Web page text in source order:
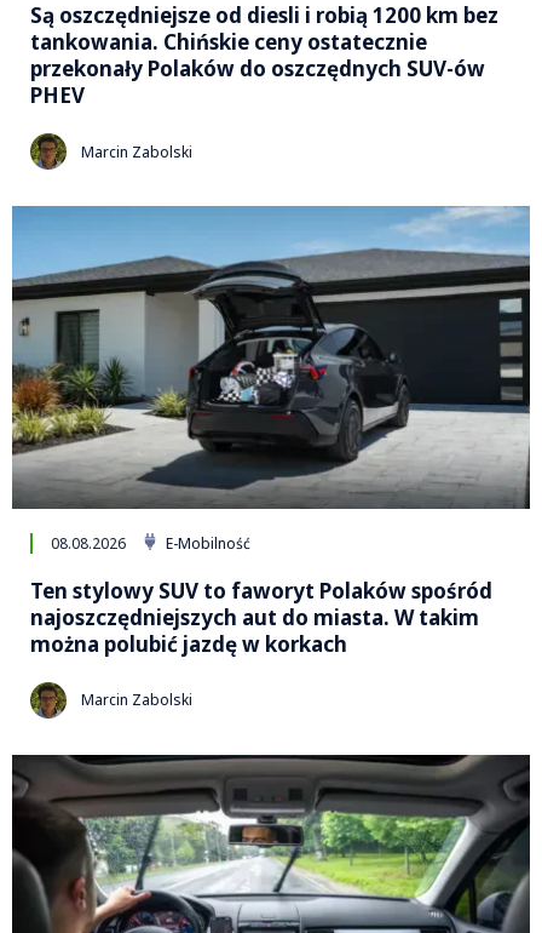
Są oszczędniejsze od diesli i robią 1200 km bez
tankowania. Chińskie ceny ostatecznie
przekonały Polaków do oszczędnych SUV-ów
PHEV
Marcin Zabolski
08.08.2026 E-Mobilność
Ten stylowy SUV to faworyt Polaków spośród
najoszczędniejszych aut do miasta. W takim
można polubić jazdę w korkach
Marcin Zabolski